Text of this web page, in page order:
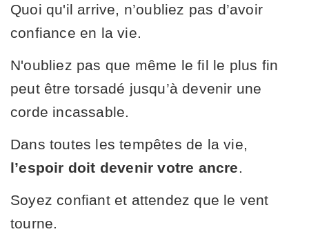
Quoi qu'il arrive, n’oubliez pas d’avoir
confiance en la vie.
N'oubliez pas que même le fil le plus fin
peut être torsadé jusqu’à devenir une
corde incassable.
Dans toutes les tempêtes de la vie,
l’espoir doit devenir votre ancre
Soyez confiant et attendez que le vent
tourne.